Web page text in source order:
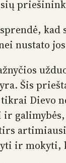
nustato
Šis
Dievo
ir
ir mokyti,